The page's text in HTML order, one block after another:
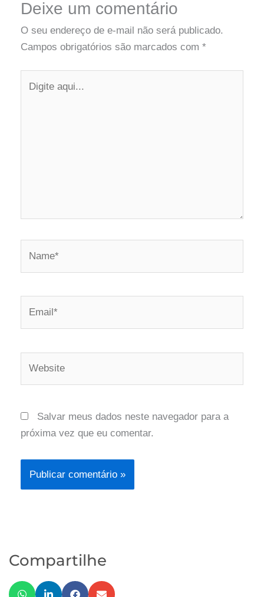
Deixe um comentário
O seu endereço de e-mail não será publicado.
Campos obrigatórios são marcados com *
aqui...
Salvar meus dados neste navegador para a
próxima vez que eu comentar.
Compartilhe